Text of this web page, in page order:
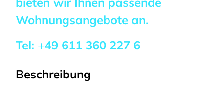
Wohnungsangebote an.
Tel: +49 611 360 227 6
Beschreibung